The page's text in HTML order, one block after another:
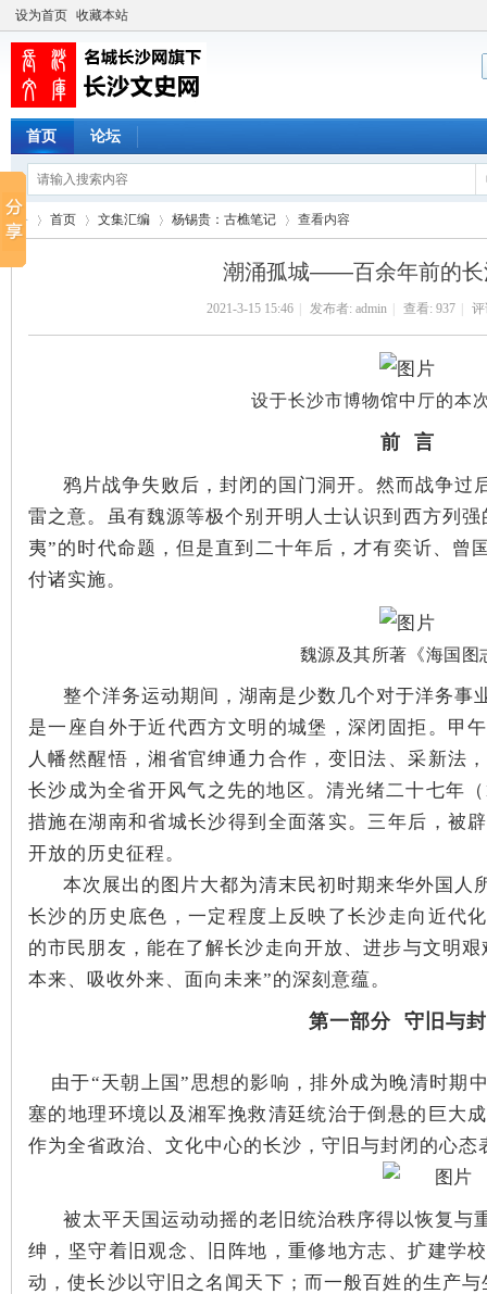
设为首页 收藏本站
首页 论坛
首页 文集汇编 杨锡贵：古樵笔记
›
查看内容
潮涌孤城——百余年前的长
2021-3-15 15:46 发布者: admin 查看: 937 评
设于长沙市博物馆中厅的本
前 言
鸦片战争失败后，封闭的国门洞开。然而战争过
雷之意。虽有魏源等极个别开明人士认识到西方列
夷”的时代命题，但是直到二十年后，才有奕䜣、曾
付诸实施。
魏源及其所著《海国图
整个洋务运动期间，湖南是少数几个对于洋务事
是一座自外于近代西方文明的城堡，深闭固拒。甲
人幡然醒悟，湘省官绅通力合作，变旧法、采新法
长沙成为全省开风气之先的地区。清光绪二十七年
措施在湖南和省城长沙得到全面落实。三年后，被
开放的历史征程。
本次展出的图片大都为清末民初时期来华外国人
长沙的历史底色，一定程度上反映了长沙走向近代
的市民朋友，能在了解长沙走向开放、进步与文明
本来、吸收外来、面向未来”的深刻意蕴。
第一部分 守旧与
由于“天朝上国”思想的影响，排外成为晚清时期
塞的地理环境以及湘军挽救清廷统治于倒悬的巨大
作为全省政治、文化中心的长沙，守旧与封闭的心态
被太平天国运动动摇的老旧统治秩序得以恢复与
绅，坚守着旧观念、旧阵地，重修地方志、扩建学
动，使长沙以守旧之名闻天下； 而一般百姓的生产